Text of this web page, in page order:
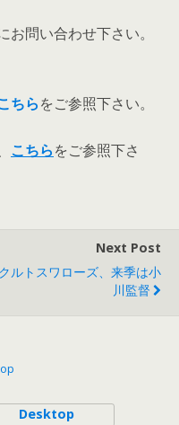
問い合わせ下さい。
ちらをご参照下さい。
こちらをご参照下さ
Next Post
ルトスワローズ、来季は小
川監督
Desktop